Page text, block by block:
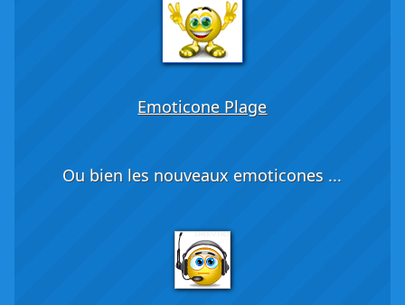
Emoticone Plage
Ou bien les nouveaux emoticones ...